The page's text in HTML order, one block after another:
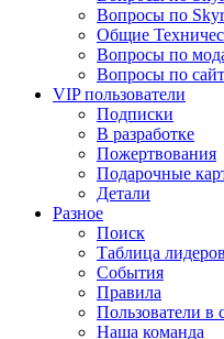
Вопросы по
Общие
Вопросы по
Вопросы по
VIP пользователи
Подписки
В разработке
Пожертвования
Подарочные
Детали
Разное
Поиск
Таблица лидеров
События
Правила
Пользователи в
Наша команда